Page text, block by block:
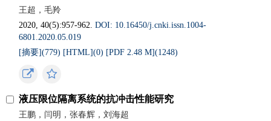
王超，毛羚
2020, 40(5):957-962.DOI: 10.16450/j.cnki.issn.1004-
6801.2020.05.019
[摘要](779) [HTML](0) [PDF 2.48 M](1248)
液压限位隔离系统的抗冲击性能研究
王鹏，闫明，张春辉，刘海超